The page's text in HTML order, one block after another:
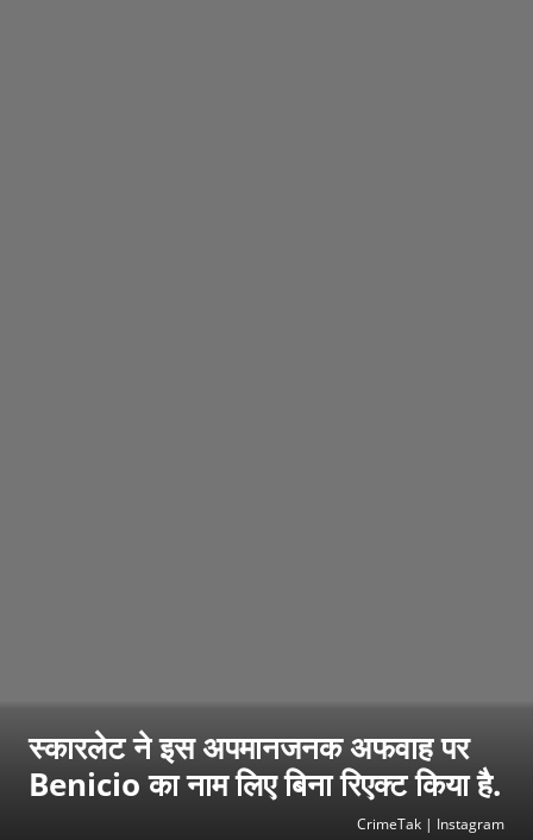
स्कारलेट ने इस अपमानजनक अफवाह पर
Benicio का नाम लिए बिना रिएक्ट किया है.
CrimeTak | Instagram